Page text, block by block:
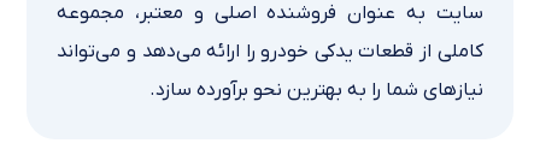
سایت به عنوان فروشنده اصلی و معتبر، مجموعه
کاملی از قطعات یدکی خودرو را ارائه می‌دهد و می‌تواند
نیازهای شما را به بهترین نحو برآورده سازد.